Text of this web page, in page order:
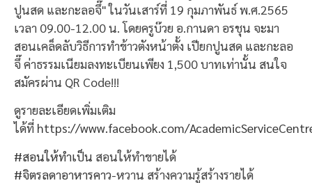
ปูนสด และกะลอจึ๊" ในวันเสาร์ที่ 19 กุมภาพันธ์ พ.ศ.2565
เวลา 09.00-12.00 น. โดยครูบ๊วย อ.กานดา อรชุน จะมา
สอนเคล็ดลับวิธีการทำข้าวตังหน้าตั้ง เปียกปูนสด และกะลอ
จึ๊ ค่าธรรมเนียมลงทะเบียนเพียง 1,500 บาทเท่านั้น สนใจ
สมัครผ่าน QR Code!!!
ดูรายละเอียดเพิ่มเติม
ได้ที่ https://www.facebook.com/
#สอนให้ทำเป็น สอนให้ทำขายได้
#จิตรลดาอาหารคาว-หวาน สร้างความรู้สร้างรายได้